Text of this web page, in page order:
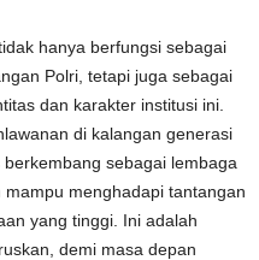
hanya berfungsi sebagai
Polri, tetapi juga sebagai
dan karakter institusi ini.
di kalangan generasi
sebagai lembaga
menghadapi tantangan
yang tinggi. Ini adalah
demi masa depan